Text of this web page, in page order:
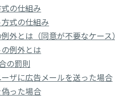
の仕組み
式の仕組み
外とは（同意が不要なケース）
例外とは
の罰則
ザに広告メールを送った場合
った場合